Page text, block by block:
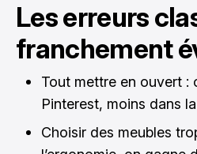
Les erreurs
franchement
Tout mettre en ouvert :
Pinterest, moins dans
Choisir des meubles